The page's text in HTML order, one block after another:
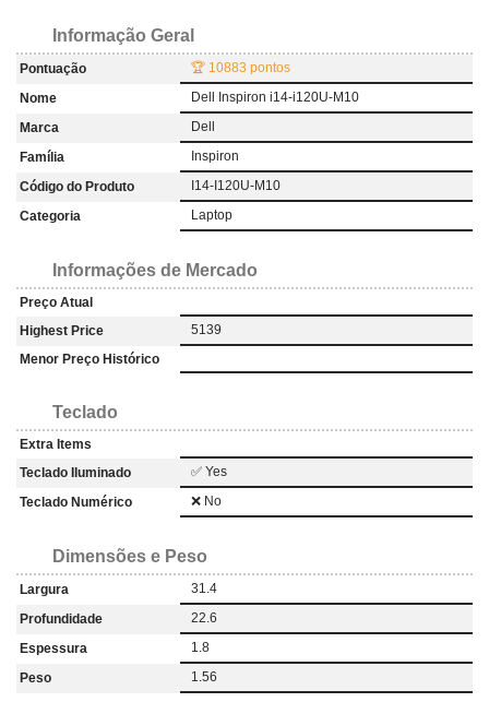
Informação Geral
Pontuação
🏆 10883 pontos
Nome
Dell Inspiron i14-i120U-M10
Marca
Dell
Família
Inspiron
Código do Produto
I14-I120U-M10
Categoria
Laptop
Informações de Mercado
Preço Atual
Highest Price
5139
Menor Preço Histórico
Teclado
Extra Items
Teclado Iluminado
✅ Yes
Teclado Numérico
❌ No
Dimensões e Peso
Largura
31.4
Profundidade
22.6
Espessura
1.8
Peso
1.56